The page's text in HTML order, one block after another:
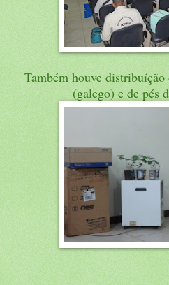
Também houve
(galego) e de pés